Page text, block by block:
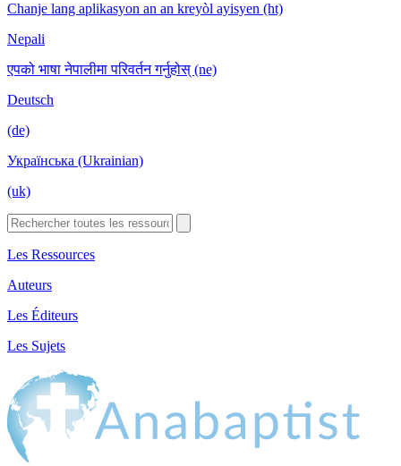
Chanje lang aplikasyon an an kreyòl ayisyen (ht)
Nepali
एपको भाषा नेपालीमा परिवर्तन गर्नुहोस् (ne)
Deutsch
(de)
Українська (Ukrainian)
(uk)
Les Ressources
Auteurs
Les Éditeurs
Les Sujets